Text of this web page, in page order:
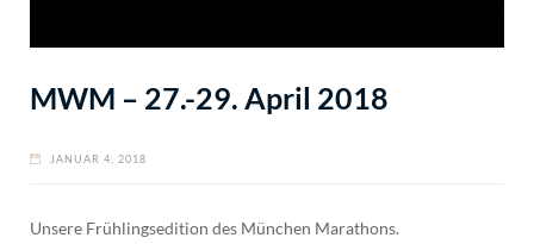
MWM – 27.-29. April 2018
JANUAR 4, 2018
Unsere Frühlingsedition des München Marathons.